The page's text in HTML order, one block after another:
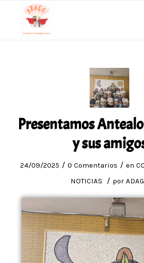
Presentamos
y sus
24/09/2025 / 0 Comentarios / en
NOTICIAS
/ por